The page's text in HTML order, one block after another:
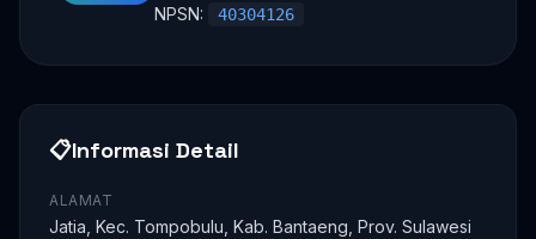
NPSN: 40304126
📋Informasi Detail
ALAMAT
Jatia, Kec. Tompobulu, Kab. Bantaeng, Prov. Sulawesi